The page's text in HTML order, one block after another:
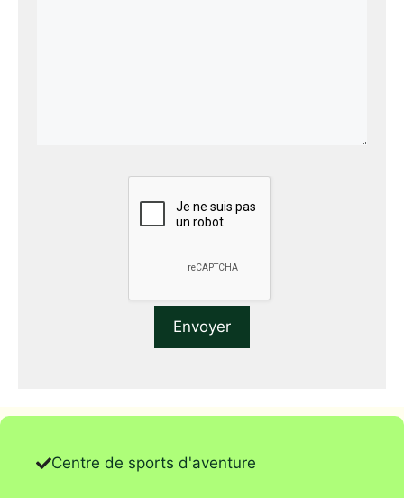
Centre de sports d'aventure